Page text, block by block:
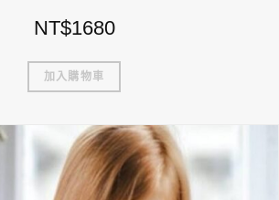
NT$1680
加入購物車